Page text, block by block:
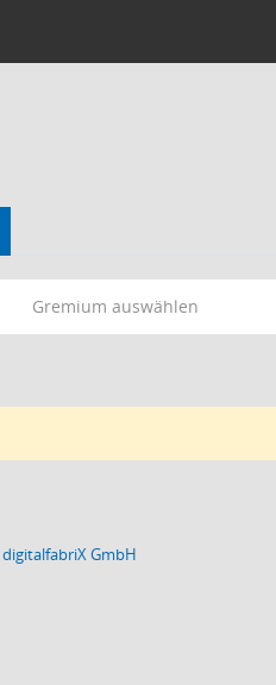
Gremium auswählen
digitalfabriX GmbH